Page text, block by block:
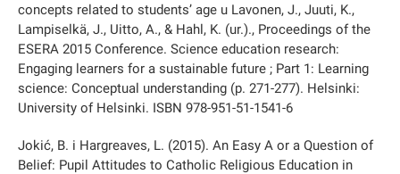
concepts related to students’ age u Lavonen, J., Juuti, K.,
Lampiselkä, J., Uitto, A., & Hahl, K. (ur.)., Proceedings of the
ESERA 2015 Conference. Science education research:
Engaging learners for a sustainable future ; Part 1: Learning
science: Conceptual understanding (p. 271-277). Helsinki:
University of Helsinki. ISBN 978-951-51-1541-6
Jokić, B. i Hargreaves, L. (2015). An Easy A or a Question of
Belief: Pupil Attitudes to Catholic Religious Education in